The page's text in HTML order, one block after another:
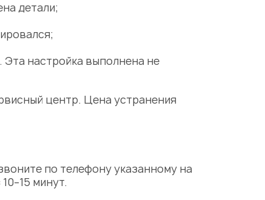
детали;
настройка выполнена не
центр. Цена устранения
по телефону указанному на
минут.